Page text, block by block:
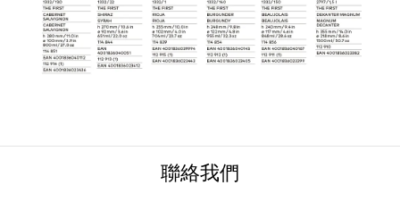
聯絡我們